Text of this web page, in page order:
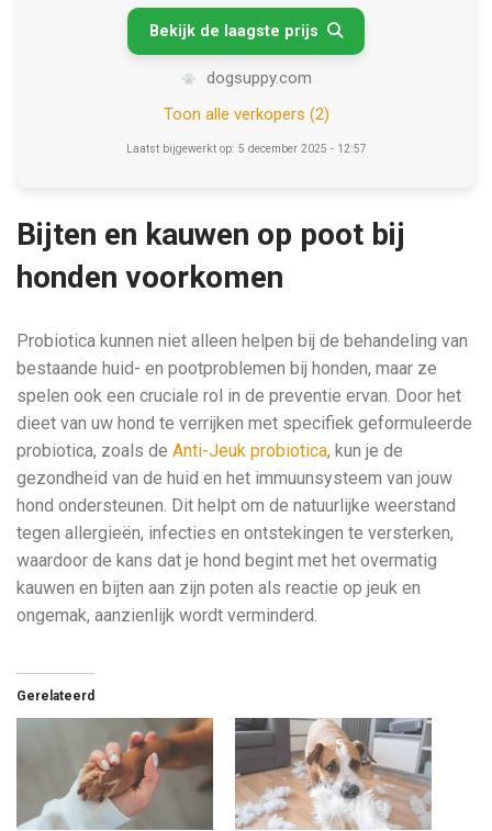
Bekijk de laagste prijs 
dogsuppy.com
Toon alle verkopers (2)
Laatst bijgewerkt op: 5 december 2025 - 12:57
Bijten en kauwen op poot bij
honden voorkomen
Probiotica kunnen niet alleen helpen bij de behandeling van
bestaande huid- en pootproblemen bij honden, maar ze
spelen ook een cruciale rol in de preventie ervan. Door het
dieet van uw hond te verrijken met specifiek geformuleerde
probiotica, zoals de Anti-Jeuk probiotica, kun je de
gezondheid van de huid en het immuunsysteem van jouw
hond ondersteunen. Dit helpt om de natuurlijke weerstand
tegen allergieën, infecties en ontstekingen te versterken,
waardoor de kans dat je hond begint met het overmatig
kauwen en bijten aan zijn poten als reactie op jeuk en
ongemak, aanzienlijk wordt verminderd.
Gerelateerd